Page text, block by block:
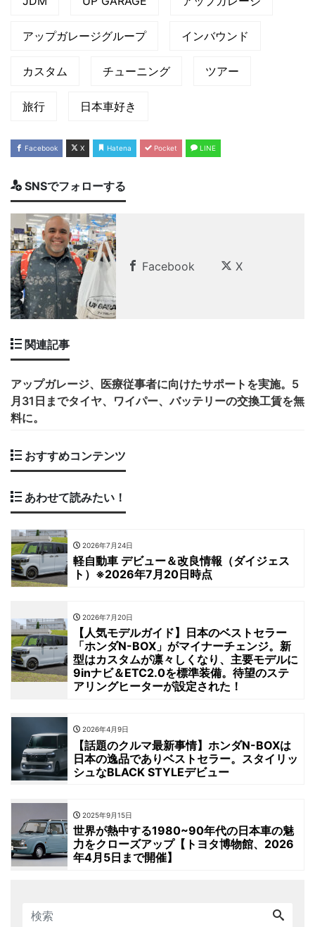
アップガレージグループ インバウンド
カスタム チューニング ツアー
旅行 日本車好き
Facebook X Hatena Pocket LINE
SNSでフォローする
Facebook X
関連記事
アップガレージ、医療従事者に向けたサポートを実施。5
月31日までタイヤ、ワイパー、バッテリーの交換工賃を無
料に。
おすすめコンテンツ
あわせて読みたい！
2026年7月24日
軽自動車 デビュー＆改良情報（ダイジェス
ト）※2026年7月20日時点
2026年7月20日
【人気モデルガイド】日本のベストセラー
「ホンダN-BOX」がマイナーチェンジ。新
型はカスタムが凛々しくなり、主要モデルに
9inナビ＆ETC2.0を標準装備。待望のステ
アリングヒーターが設定された！
2026年4月9日
【話題のクルマ最新事情】ホンダN-BOXは
日本の逸品でありベストセラー。スタイリッ
シュなBLACK STYLEデビュー
2025年9月15日
世界が熱中する1980~90年代の日本車の魅
力をクローズアップ【トヨタ博物館、2026
年4月5日まで開催】